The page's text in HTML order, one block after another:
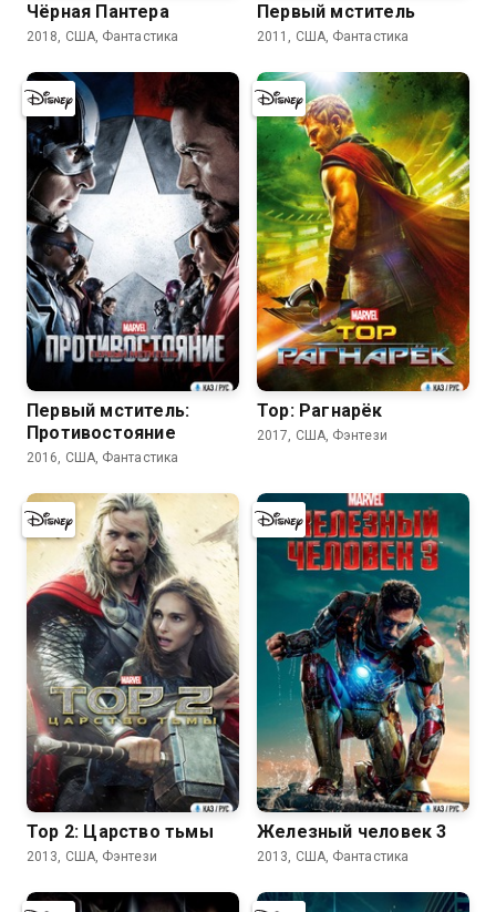
Чёрная Пантера
2018, США, Фантастика
Первый мститель
2011, США, Фантастика
7.4
Первый мститель:
Противостояние
2016, США, Фантастика
7.7
Тор: Рагнарёк
2017, США, Фэнтези
7.2
Тор 2: Царство тьмы
2013, США, Фэнтези
7.4
Железный человек 3
2013, США, Фантастика